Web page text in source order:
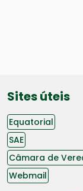
Sites úteis
Equatorial
SAE
Câmara de
Webmail